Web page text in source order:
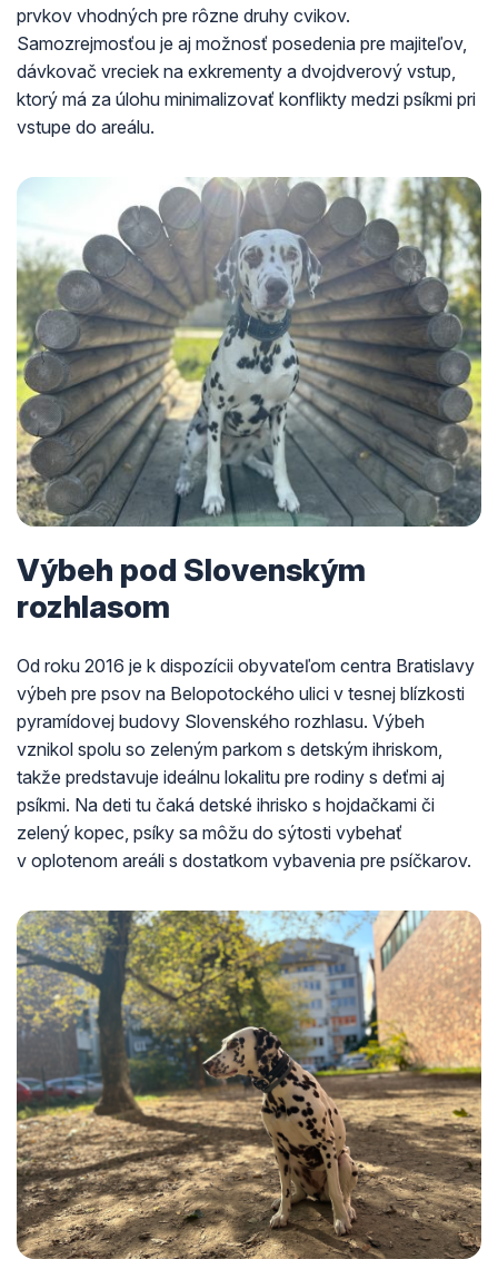
prvkov vhodných pre rôzne druhy cvikov.
Samozrejmosťou je aj možnosť posedenia pre majiteľov,
dávkovač vreciek na exkrementy a dvojdverový vstup,
ktorý má za úlohu minimalizovať konflikty medzi psíkmi pri
vstupe do areálu.
Výbeh pod Slovenským
rozhlasom
Od roku 2016 je k dispozícii obyvateľom centra Bratislavy
výbeh pre psov na Belopotockého ulici v tesnej blízkosti
pyramídovej budovy Slovenského rozhlasu. Výbeh
vznikol spolu so zeleným parkom s detským ihriskom,
takže predstavuje ideálnu lokalitu pre rodiny s deťmi aj
psíkmi. Na deti tu čaká detské ihrisko s hojdačkami či
zelený kopec, psíky sa môžu do sýtosti vybehať
v oplotenom areáli s dostatkom vybavenia pre psíčkarov.